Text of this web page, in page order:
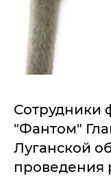
Сотрудники
"Фантом"
Луганской
проведения